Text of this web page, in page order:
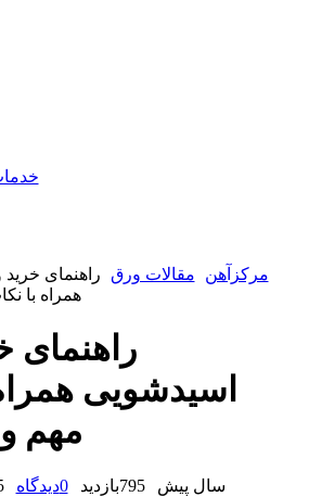
مرکزآهن
مقالات ورق
راهنمای
همراه با
راهنمای
اسیدشویی
مهم
2 سال پیش 795بازدید 0دیدگاه